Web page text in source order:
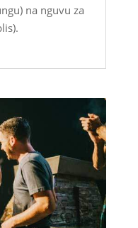
na nguvu za